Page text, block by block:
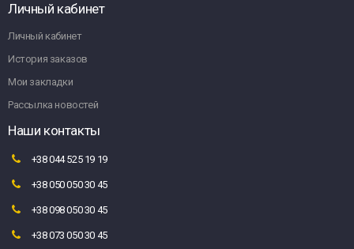
Личный кабинет
Личный кабинет
История заказов
Мои закладки
Рассылка новостей
Наши контакты
+38 044 525 19 19
+38 050 050 30 45
+38 098 050 30 45
+38 073 050 30 45